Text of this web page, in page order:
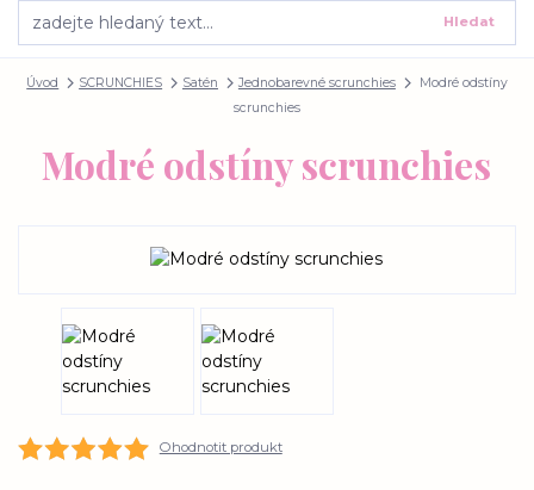
Hledat
Úvod SCRUNCHIES Satén Jednobarevné scrunchies
Modré odstíny
scrunchies
Modré odstíny scrunchies
Ohodnotit produkt